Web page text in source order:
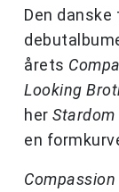
Den
årets
Looking
her Stardom
en
Compassion